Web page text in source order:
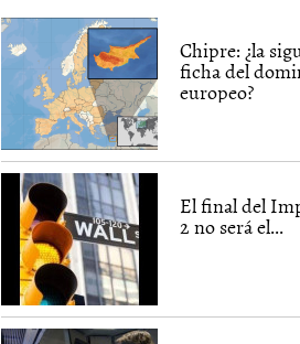
Chipre: ¿la
ficha del
europeo?
El final del
2 no será el...